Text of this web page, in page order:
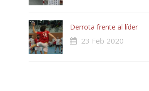
Derrota frente al líder
23 Feb 2020